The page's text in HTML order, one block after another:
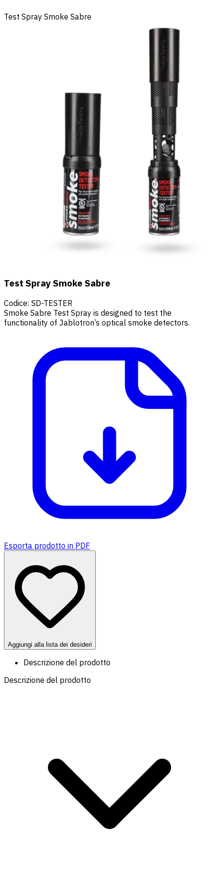
Test Spray Smoke Sabre
Test Spray Smoke Sabre
Codice: SD-TESTER
Smoke Sabre Test Spray is designed to test the
functionality of Jablotron’s optical smoke detectors.
Esporta prodotto in PDF
Aggiungi alla lista dei desideri
Descrizione del prodotto
Descrizione del prodotto